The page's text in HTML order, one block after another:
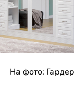
На фото: